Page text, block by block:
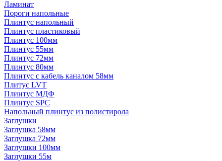
Ламинат
Пороги напольные
Плинтус напольный
Плинтус пластиковый
Плинтус 100мм
Плинтус 55мм
Плинтус 72мм
Плинтус 80мм
Плинтус с кабель каналом 58мм
Плитус LVT
Плинтус МДФ
Плинтус SPC
Напольный плинтус из полистирола
Заглушки
Заглушка 58мм
Заглушка 72мм
Заглушки 100мм
Заглушки 55м